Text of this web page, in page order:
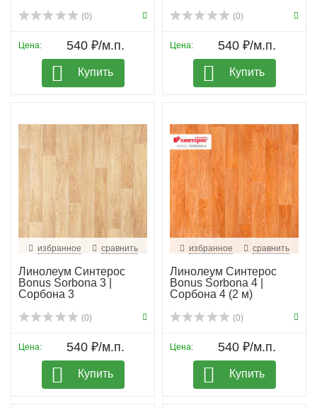
(0)
Цена: 540 ₽/м.п.
Купить
(0)
Цена: 540 ₽/м.п.
Купить
избранное сравнить
Линолеум Синтерос
Bonus Sorbona 3 |
Сорбона 3
(0)
Цена: 540 ₽/м.п.
Купить
избранное сравнить
Линолеум Синтерос
Bonus Sorbona 4 |
Сорбона 4 (2 м)
(0)
Цена: 540 ₽/м.п.
Купить